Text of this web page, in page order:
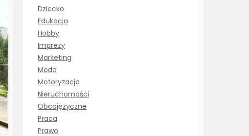
Dziecko
Edukacja
Hobby
Imprezy
Marketing
Moda
Motoryzacja
Nieruchomości
Obcojęzyczne
Praca
Prawo